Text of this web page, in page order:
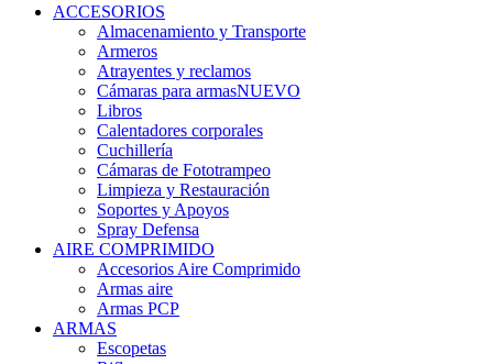
ACCESORIOS
Almacenamiento y Transporte
Armeros
Atrayentes y reclamos
Cámaras para armasNUEVO
Libros
Calentadores corporales
Cuchillería
Cámaras de Fototrampeo
Limpieza y Restauración
Soportes y Apoyos
Spray Defensa
AIRE COMPRIMIDO
Accesorios Aire Comprimido
Armas aire
Armas PCP
ARMAS
Escopetas